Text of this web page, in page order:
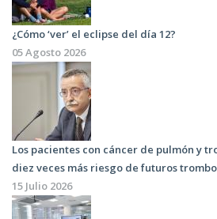
¿Cómo ‘ver’ el eclipse del día 12?
05 Agosto 2026
Los pacientes con cáncer de pulmón y
diez veces más riesgo de futuros
15 Julio 2026